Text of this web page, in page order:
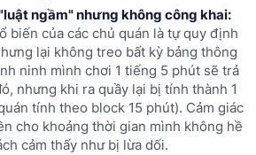
ngầm" nhưng không công khai:
biến của các chủ quán là tự quy định
lại không treo bất kỳ bảng thông
ninh mình chơi 1 tiếng 5 phút sẽ trả
nhưng khi ra quầy lại bị tính thành 1
tính theo block 15 phút). Cảm giác
cho khoảng thời gian mình không hề
cảm thấy như bị lừa dối.